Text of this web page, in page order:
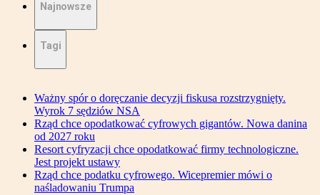
Najnowsze
Tagi
Ważny spór o doręczanie decyzji fiskusa rozstrzygnięty.
Wyrok 7 sędziów NSA
Rząd chce opodatkować cyfrowych gigantów. Nowa danina
od 2027 roku
Resort cyfryzacji chce opodatkować firmy technologiczne.
Jest projekt ustawy
Rząd chce podatku cyfrowego. Wicepremier mówi o
naśladowaniu Trumpa